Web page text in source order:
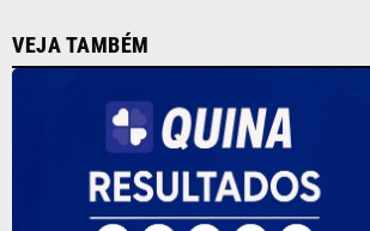
Quina 7085 tem prêmio de R$ 10,5
milhões nesta quinta; veja o